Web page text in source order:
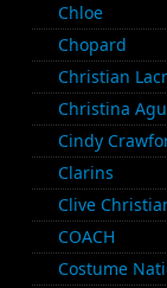
Chloe
Chopard
Christian
Christina
Cindy
Clarins
Clive
COACH
Costume